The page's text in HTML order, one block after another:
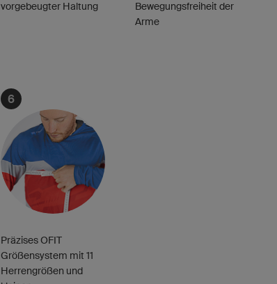
vorgebeugter Haltung
Bewegungsfreiheit der
Arme
6
Präzises OFIT
Größensystem mit 11
Herrengrößen und